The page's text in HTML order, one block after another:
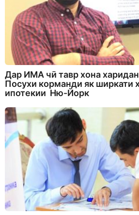
Дар ИМА чӣ тавр хона
Посухи корманди як ширкати
ипотекии Ню-Йорк